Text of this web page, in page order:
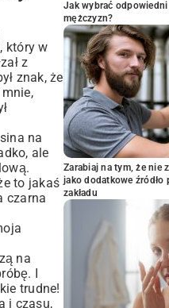
który w
z
znak, że
na
ale
to jakaś
czarna
na
I
trudne!
i czasu,
Jak wybrać
mężczyzn?
Zarabiaj na tym, że nie
jako dodatkowe
zakładu